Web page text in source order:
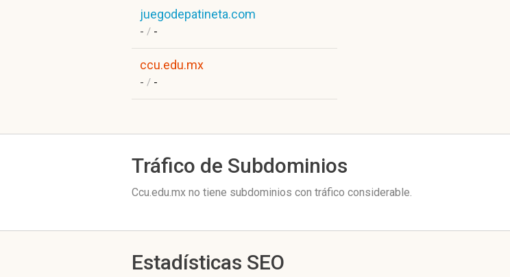
juegodepatineta.com
- / -
ccu.edu.mx
- / -
Tráfico de Subdominios
Ccu.edu.mx no tiene subdominios con tráfico considerable.
Estadísticas SEO